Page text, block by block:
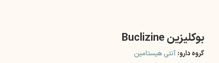
بوکلیزین Buclizine
گروه دارو: آنتی هیستامین